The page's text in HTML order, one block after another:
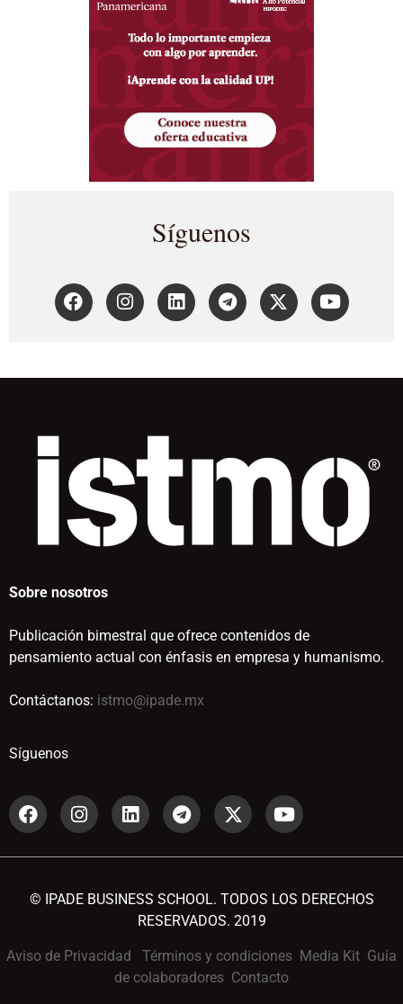
Síguenos
Sobre nosotros
Publicación bimestral que ofrece contenidos de
pensamiento actual con énfasis en empresa y humanismo.
Contáctanos: istmo@ipade.mx
Síguenos
© IPADE BUSINESS SCHOOL. TODOS LOS DERECHOS
RESERVADOS. 2019
Aviso de Privacidad Términos y condiciones Media Kit Guía
de colaboradores Contacto